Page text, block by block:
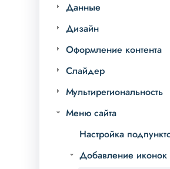
Данные
Дизайн
Оформление контента
Слайдер
Мультирегиональность
Меню сайта
Настройка
Добавление